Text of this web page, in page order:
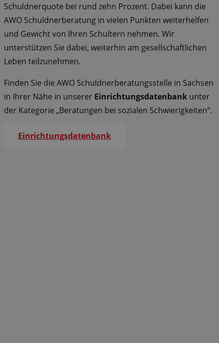
Schuldnerquote bei rund zehn Prozent. Dabei kann die
AWO Schuldnerberatung in vielen Punkten weiterhelfen
und Gewicht von Ihren Schultern nehmen. Wir
unterstützen Sie dabei, weiterhin am gesellschaftlichen
Leben teilzunehmen.
Finden Sie die AWO Schuldnerberatungsstelle in Sachsen
in Ihrer Nähe in unserer Einrichtungsdatenbank unter
der Kategorie „Beratungen bei sozialen Schwierigkeiten“.
Einrichtungsdatenbank